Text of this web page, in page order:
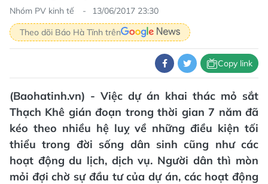
Nhóm PV kinh tế
13/06/2017 23:30
Theo dõi Báo Hà Tĩnh trên
Copy link
(Baohatinh.vn) - Việc dự án khai thác mỏ sắt
Thạch Khê gián đoạn trong thời gian 7 năm đã
kéo theo nhiều hệ luỵ về những điều kiện tối
thiểu trong đời sống dân sinh cũng như các
hoạt động du lịch, dịch vụ. Người dân thì mòn
mỏi đợi chờ sự đầu tư của dự án, các hoạt động